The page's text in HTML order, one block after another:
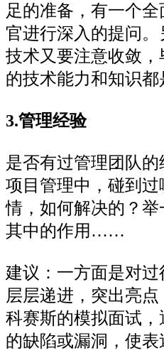
足的准备，有一个
官进行深入的提问
技术又要注意收敛
的技术能力和知识都
3.管理经验
是否有过管理团队
项目管理中，碰到
情，如何解决的？
其中的作用……
建议：一方面是对过
层层递进，突出亮
科赛斯的模拟面试
的缺陷或漏洞，使